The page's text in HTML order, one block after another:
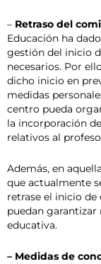
– Retraso del
Educación ha
gestión del inicio
necesarios. Por
dicho inicio en
medidas
centro pueda
la incorporación
relativos al
Además, en
que actualmente
retrase el inicio de
puedan
educativa.
– Medidas de